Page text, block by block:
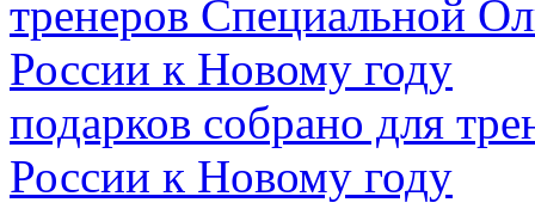
подарков собрано для
России к Новому году